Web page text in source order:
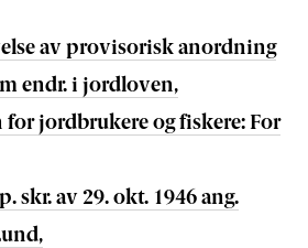
av provisorisk anordning
endr. i jordloven,
for jordbrukere og fiskere: For
skr. av 29. okt. 1946 ang.